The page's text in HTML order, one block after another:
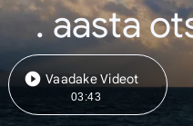
. aasta
Vaadake Videot
03:43